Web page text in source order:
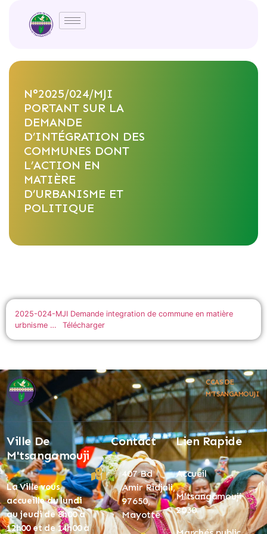
N°2025/024/MJI
PORTANT SUR LA
DEMANDE
D’INTÉGRATION DES
COMMUNES DONT
L’ACTION EN
MATIÈRE
D’URBANISME ET
POLITIQUE
2025-024-MJI Demande integration de commune en matière
urbnisme …
Télécharger
CCAS DE
M'TSANGAMOUJI
Ville De
M'tsangamouji
La Ville vous
accueille du lundi
au jeudi de 8h00 à
12h00 et de 14h00 à
Contact
407 Bd
Amir Ridjali,
97650,
Mayotte
Lien Rapide
Accueil
M'tsangamouji
2030